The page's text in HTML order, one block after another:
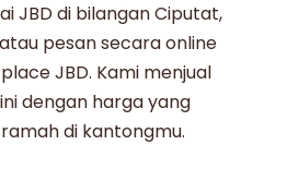
JBDdi bilangan Ciputat,
pesan secara online
JBD. Kami menjual
ini dengan harga yang
di kantongmu.